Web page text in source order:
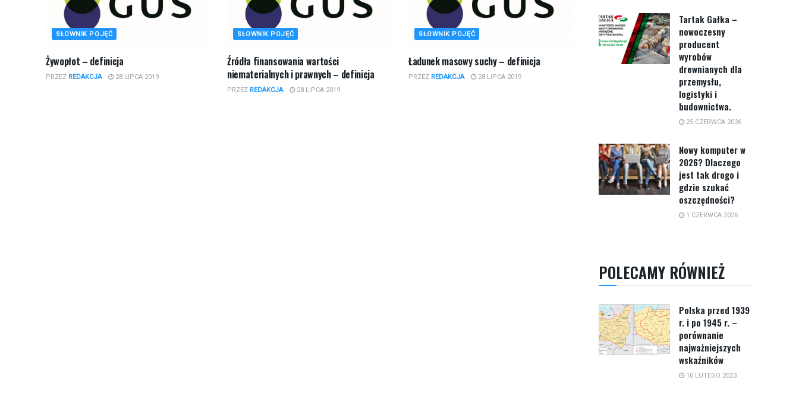
SŁOWNIK POJĘĆ
Żywopłot – definicja
PRZEZ REDAKCJA 28 LIPCA 2019
SŁOWNIK POJĘĆ
Źródła finansowania wartości
niematerialnych i prawnych – definicja
PRZEZ REDAKCJA 28 LIPCA 2019
SŁOWNIK POJĘĆ
Ładunek masowy suchy – definicja
PRZEZ REDAKCJA 28 LIPCA 2019
Tartak Gałka –
nowoczesny
producent
wyrobów
drewnianych dla
przemysłu,
logistyki i
budownictwa.
25 CZERWCA 2026
Nowy komputer w
2026? Dlaczego
jest tak drogo i
gdzie szukać
oszczędności?
1 CZERWCA 2026
POLECAMY RÓWNIEŻ
Polska przed 1939
r. i po 1945 r. –
porównanie
najważniejszych
wskaźników
10 LUTEGO 2023